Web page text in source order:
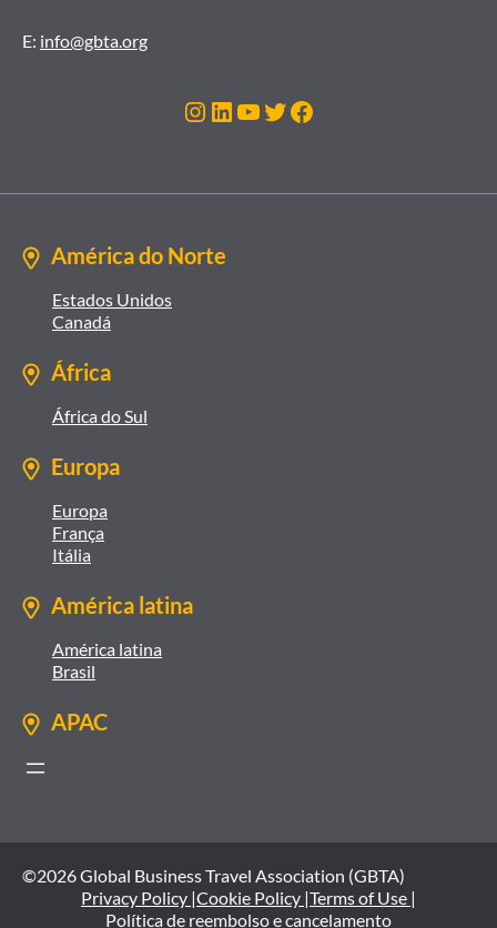
E: info@gbta.org
Instagram
LinkedIn
Youtube
Twitter
Facebook
América do Norte
Estados Unidos
Canadá
África
África do Sul
Europa
Europa
França
Itália
América latina
América latina
Brasil
APAC
©2026 Global Business Travel Association (GBTA)
Privacy Policy |Cookie Policy |Terms of Use |
Política de reembolso e cancelamento